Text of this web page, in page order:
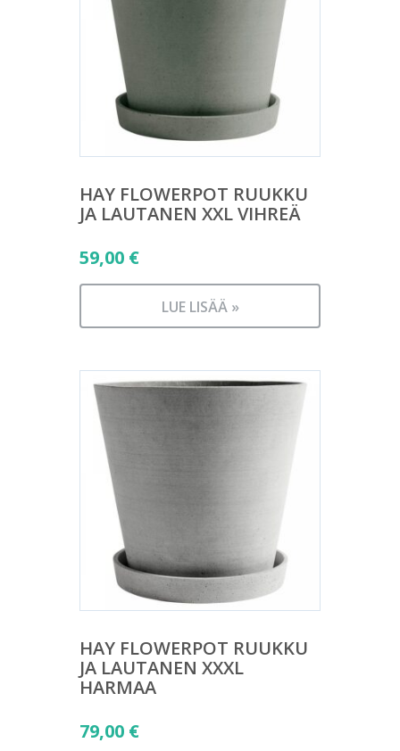
HAY FLOWERPOT RUUKKU
JA LAUTANEN XXL VIHREÄ
59,00 €
LUE LISÄÄ »
HAY FLOWERPOT RUUKKU
JA LAUTANEN XXXL
HARMAA
79,00 €